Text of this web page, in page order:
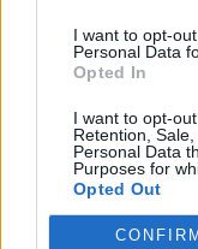
I want to opt-
Personal Data
Opted In
I want to opt-
Retention,
Personal Data
Purposes for
Opted Out
CONFIRM
Leonardo Maria
in ospedale. Le